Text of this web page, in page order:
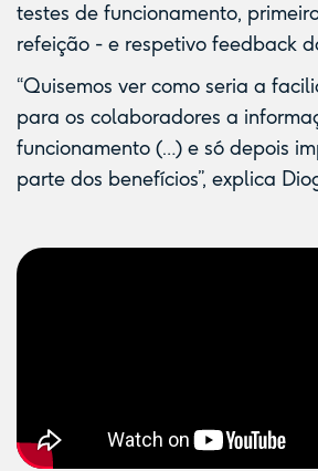
testes de funcionamento,
refeição - e respetivo feedback
“Quisemos ver como seria a
para os colaboradores a
funcionamento (…) e só depois
parte dos benefícios”, explica